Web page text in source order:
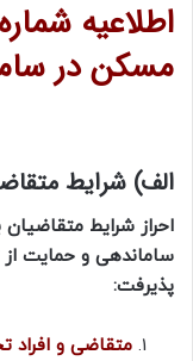
مسکن در
الف) شرایط
ساماندهی و حمایت
پذیرفت:
متقاضی و افراد